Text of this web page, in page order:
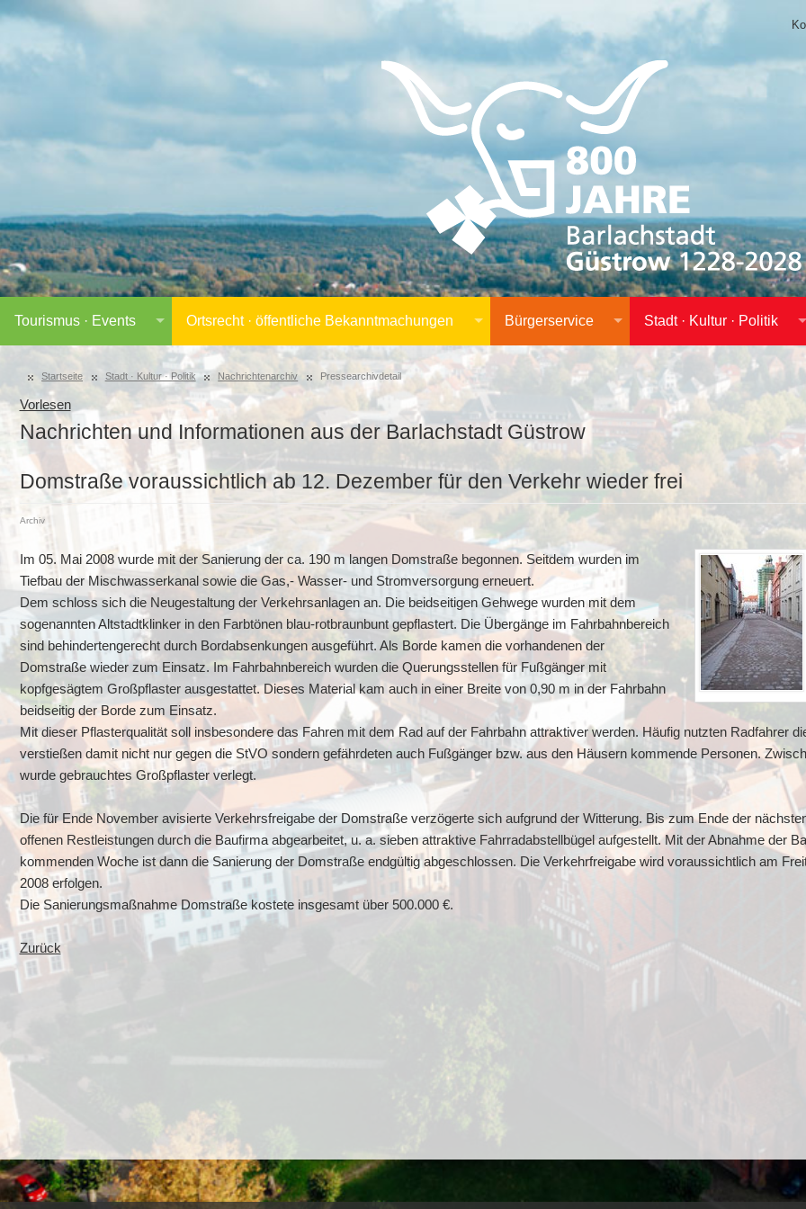
Tourismus · Events Ortsrecht · öffentliche Bekanntmachungen Bürgerservice Stadt · Kultur · Politik
Startseite Stadt · Kultur · Politik Nachrichtenarchiv Pressearchivdetail
Vorlesen
Nachrichten und Informationen aus der Barlachstadt Güstrow
Domstraße voraussichtlich ab 12. Dezember für den Verkehr wieder frei
Archiv
Im 05. Mai 2008 wurde mit der Sanierung der ca. 190 m langen Domstraße begonnen. Seitdem wurden im
Tiefbau der Mischwasserkanal sowie die Gas,- Wasser- und Stromversorgung erneuert.
Dem schloss sich die Neugestaltung der Verkehrsanlagen an. Die beidseitigen Gehwege wurden mit dem
sogenannten Altstadtklinker in den Farbtönen blau-rotbraunbunt gepflastert. Die Übergänge im Fahrbahnbereich
sind behindertengerecht durch Bordabsenkungen ausgeführt. Als Borde kamen die vorhandenen der
Domstraße wieder zum Einsatz. Im Fahrbahnbereich wurden die Querungsstellen für Fußgänger mit
kopfgesägtem Großpflaster ausgestattet. Dieses Material kam auch in einer Breite von 0,90 m in der Fahrbahn
beidseitig der Borde zum Einsatz.
Mit dieser Pflasterqualität soll insbesondere das Fahren mit dem Rad auf der Fahrbahn attraktiver werden. Häufig nutzten Radfahrer
verstießen damit nicht nur gegen die StVO sondern gefährdeten auch Fußgänger bzw. aus den Häusern kommende Personen.
wurde gebrauchtes Großpflaster verlegt.
Die für Ende November avisierte Verkehrsfreigabe der Domstraße verzögerte sich aufgrund der Witterung. Bis zum Ende der
offenen Restleistungen durch die Baufirma abgearbeitet, u. a. sieben attraktive Fahrradabstellbügel aufgestellt. Mit der Abnahme der
kommenden Woche ist dann die Sanierung der Domstraße endgültig abgeschlossen. Die Verkehrfreigabe wird voraussichtlich am
2008 erfolgen.
Die Sanierungsmaßnahme Domstraße kostete insgesamt über 500.000 €.
Zurück